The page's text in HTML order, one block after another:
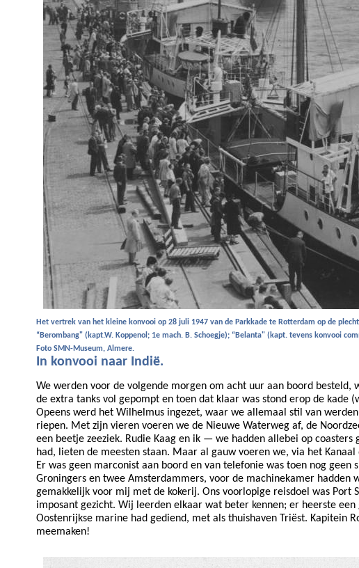
Het vertrek van het kleine konvooi op 28 juli 1947 van de Parkkade te Rotterdam op de
“Berombang" (kapt.W. Koppenol; 1e mach. B. Schoegje); “Belanta" (kapt. tevens konvooi
Foto SMN-Museum, Almere.
In konvooi naar Indië.
We werden voor de volgende morgen om acht uur aan boord
de extra tanks vol gepompt en toen dat klaar was stond erop de kade
Opeens werd het Wilhelmus ingezet, waar we allemaal stil van
riepen. Met zijn vieren voeren we de Nieuwe Waterweg af, de
een beetje zeeziek. Rudie Kaag en ik — we hadden allebei op
had, lieten de meesten staan. Maar al gauw voeren we, via het
Er was geen marconist aan boord en van telefonie was toen nog
Groningers en twee Amsterdammers, voor de machinekamer
gemakkelijk voor mij met de kokerij. Ons voorlopige reisdoel was Port
imposant gezicht. Wij leerden elkaar wat beter kennen; er heerste
Oostenrijkse marine had gediend, met als thuishaven Triëst. Kapitein
meemaken!